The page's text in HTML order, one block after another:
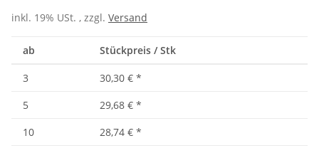
inkl. 19% USt. , zzgl. Versand
ab Stückpreis / Stk
3 30,30 € *
5
29,68 € *
10
28,74 € *